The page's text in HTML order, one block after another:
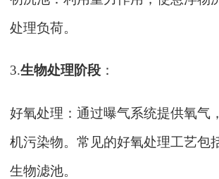
处理负荷。
3.生物处理阶段 ：
好氧处理：通过曝气系统提供氧气
机污染物。常见的好氧处理工艺包
生物滤池。